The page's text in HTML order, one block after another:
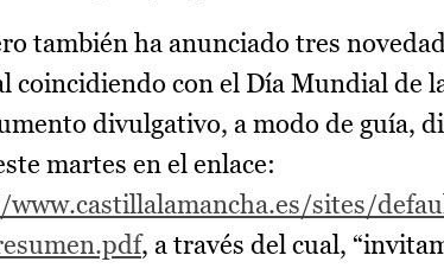
también ha anunciado tres
coincidiendo con el Día Mundial de
divulgativo, a modo de guía,
martes en el enlace:
sites/
, a través del cual,